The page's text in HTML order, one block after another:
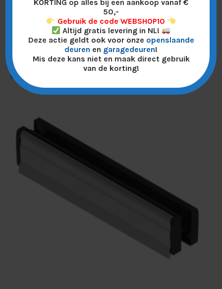
reinigingsmiddel voor een perfect resultaat,
zowel binnen als buiten!
Gerelateerde producten
KORTING op alles bij een aankoop vanaf €
50,-
Gebruik de code WEBSHOP10
Altijd gratis levering in NL!
Deze actie geldt ook voor onze openslaande
deuren en garagedeuren!
Mis deze kans niet en maak direct gebruik
van de korting!